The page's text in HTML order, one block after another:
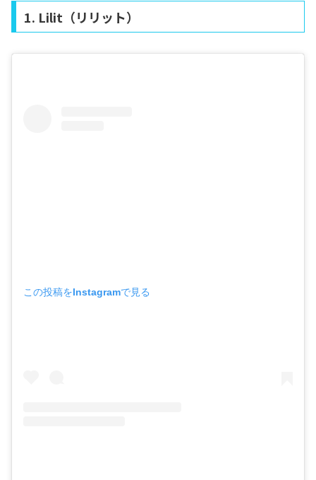
1. Lilit（リリット）
この投稿をInstagramで見る